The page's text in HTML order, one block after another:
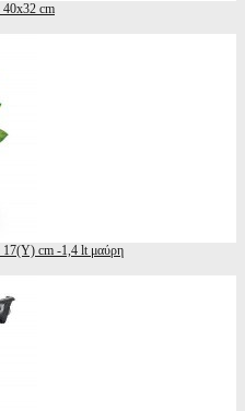
40x32 cm
17(Υ) cm -1,4 lt μαύρη